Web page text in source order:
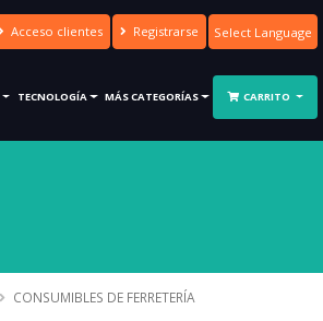
Acceso clientes Registrarse
Translate
TECNOLOGÍA MÁS CATEGORÍAS CARRITO
CONSUMIBLES DE FERRETERÍA